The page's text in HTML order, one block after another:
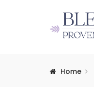
Home